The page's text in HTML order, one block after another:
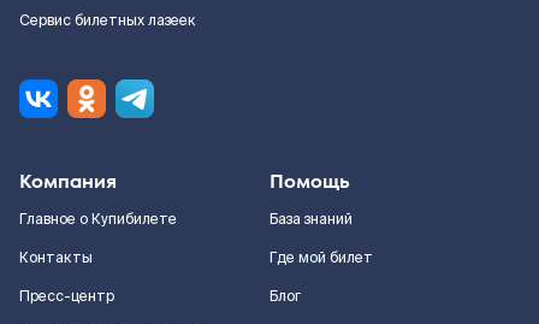
Сервис билетных лазеек
Компания
Главное о Купибилете
Контакты
Пресс-центр
Помощь
База знаний
Где мой билет
Блог